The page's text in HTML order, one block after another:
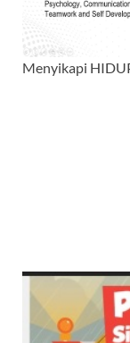
Menyikapi